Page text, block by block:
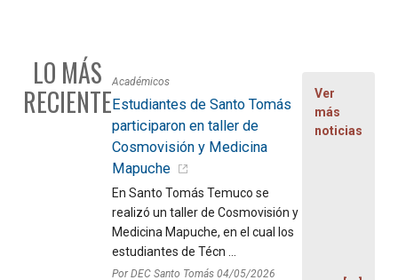
LO MÁS
RECIENTE
Académicos
Estudiantes de Santo Tomás
participaron en taller de
Cosmovisión y Medicina
Mapuche
En Santo Tomás Temuco se
realizó un taller de Cosmovisión y
Medicina Mapuche, en el cual los
estudiantes de Técn ...
Por DEC Santo Tomás 04/05/2026
Ver
más
noticias